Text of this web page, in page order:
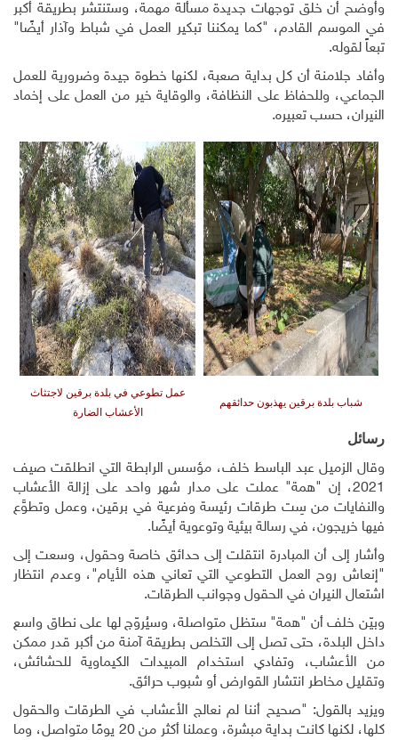
وأوضح أن خلق توجهات جديدة مسألة مهمة، وستنتشر بطريقة أكبر
في الموسم القادم، "كما يمكننا تبكير العمل في شباط وآذار أيضًا"
تبعاً لقوله.
وأفاد جلامنة أن كل بداية صعبة، لكنها خطوة جيدة وضرورية للعمل
الجماعي، وللحفاظ على النظافة، والوقاية خير من العمل على إخماد
النيران، حسب تعبيره.
شباب بلدة برقين يهذبون حدائقهم
عمل تطوعي في بلدة برقين لاجتثاث
الأعشاب الضارة
رسائل
وقال الزميل عبد الباسط خلف، مؤسس الرابطة التي انطلقت صيف
2021، إن "همة" عملت على مدار شهر واحد على إزالة الأعشاب
والنفايات من سِت طرقات رئيسة وفرعية في برقين، وعمل وتطوَّع
فيها خريجون، في رسالة بيئية وتوعوية أيضًا.
وأشار إلى أن المبادرة انتقلت إلى حدائق خاصة وحقول، وسعت إلى
"إنعاش روح العمل التطوعي التي تعاني هذه الأيام"، وعدم انتظار
اشتعال النيران في الحقول وجوانب الطرقات.
وبيّن خلف أن "همة" ستظل متواصلة، وسيُروّج لها على نطاق واسع
داخل البلدة، حتى تصل إلى التخلص بطريقة آمنة من أكبر قدر ممكن
من الأعشاب، وتفادي استخدام المبيدات الكيماوية للحشائش،
وتقليل مخاطر انتشار القوارض أو شبوب حرائق.
ويزيد بالقول: "صحيح أننا لم نعالج الأعشاب في الطرقات والحقول
كلها، لكنها كانت بداية مبشرة، وعملنا أكثر من 20 يومًا متواصل، وما